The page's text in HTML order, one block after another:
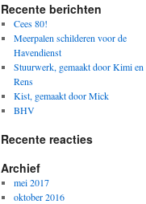
Recente berichten
Cees 80!
Meerpalen schilderen voor de
Havendienst
Stuurwerk, gemaakt door Kimi en
Rens
Kist, gemaakt door Mick
BHV
Recente reacties
Archief
mei 2017
oktober 2016